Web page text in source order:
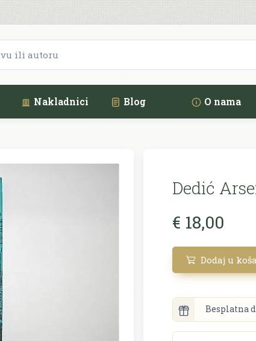
Nakladnici Blog O nama
Dedić
€ 18,00
Dodaj u
Besplatna